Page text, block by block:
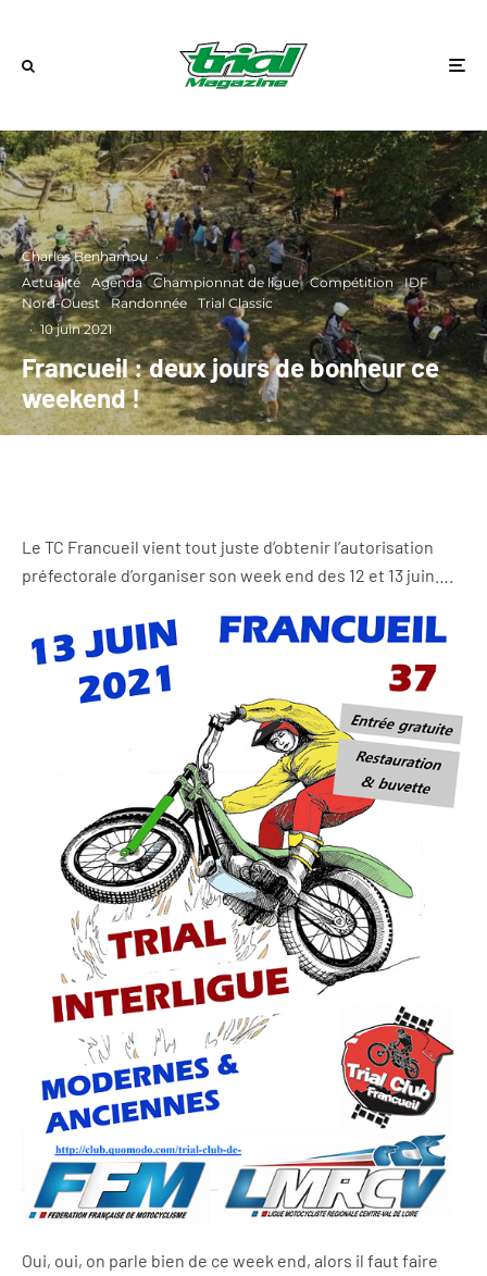
Charles Benhamou ·
Actualité
Agenda Championnat de ligue Compétition
IDF
Nord-Ouest
Randonnée
Trial Classic
· 10 juin 2021
Francueil : deux jours de bonheur ce
weekend !
Le TC Francueil vient tout juste d’obtenir l’autorisation
préfectorale d’organiser son week end des 12 et 13 juin….
Oui, oui, on parle bien de ce week end, alors il faut faire